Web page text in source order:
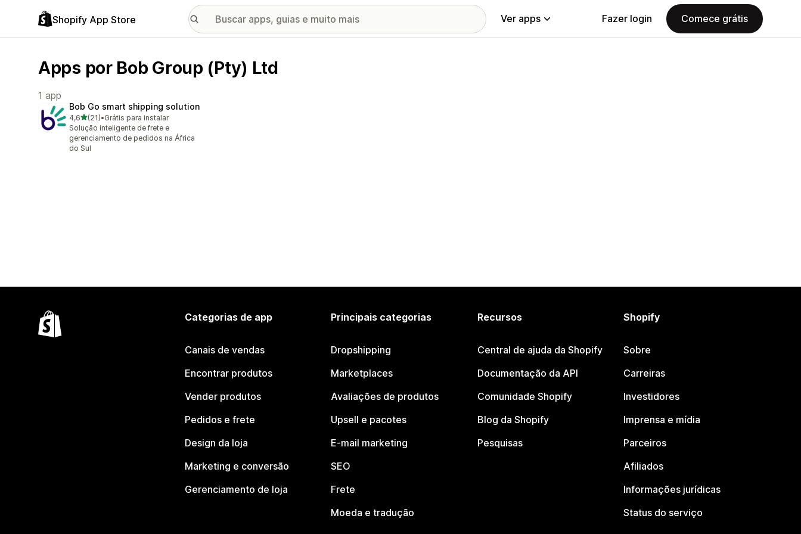
Shopify App Store Ver apps Fazer login Comece grátis
Apps por Bob Group (Pty) Ltd
1 app
Bob Go smart shipping solution
4,6de 5 estrelas
(21)
21 avaliações ao todo
•Grátis para instalar
Solução inteligente de frete e
gerenciamento de pedidos na África
do Sul
Categorias de app
Canais de vendas
Encontrar produtos
Vender produtos
Pedidos e frete
Design da loja
Marketing e conversão
Gerenciamento de loja
Principais categorias
Dropshipping
Marketplaces
Avaliações de produtos
Upsell e pacotes
E-mail marketing
SEO
Frete
Moeda e tradução
Recursos
Central de ajuda da Shopify
Documentação da API
Comunidade Shopify
Blog da Shopify
Pesquisas
Shopify
Sobre
Carreiras
Investidores
Imprensa e mídia
Parceiros
Afiliados
Informações jurídicas
Status do serviço